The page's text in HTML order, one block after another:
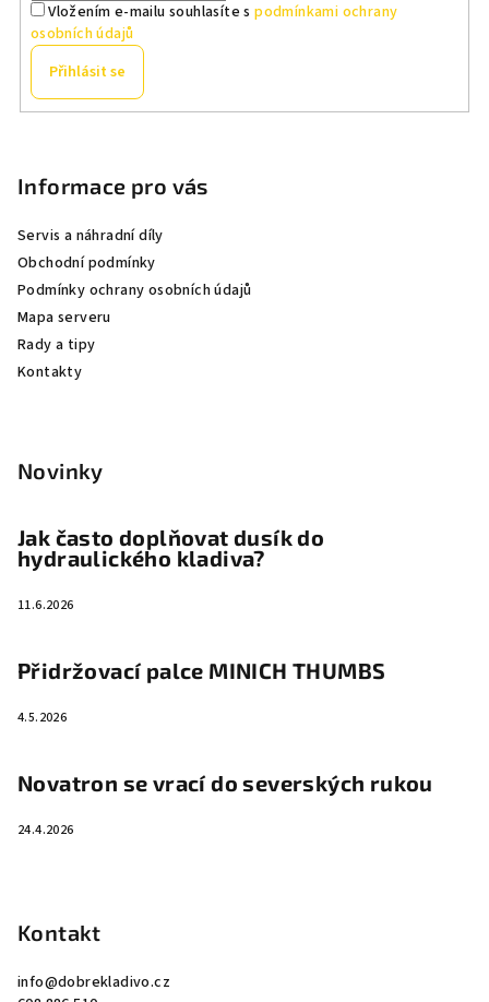
p
y
Vložením e-mailu souhlasíte spodmínkami ochrany
osobních údajů
Přihlásit se
Informace pro vás
Servis a náhradní díly
Obchodní podmínky
Podmínky ochrany osobních údajů
Mapa serveru
Rady a tipy
Kontakty
Novinky
Jak často doplňovat dusík do
hydraulického kladiva?
11.6.2026
Přidržovací palce MINICH THUMBS
4.5.2026
Novatron se vrací do severských rukou
24.4.2026
Kontakt
info@dobrekladivo.cz